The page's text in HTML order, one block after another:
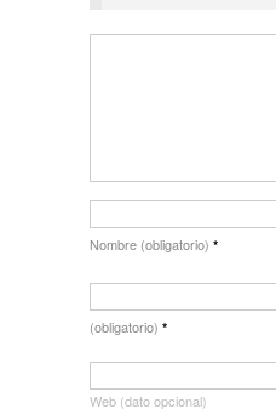
Nombre (obligatorio) *
(obligatorio) *
Web (dato opcional)